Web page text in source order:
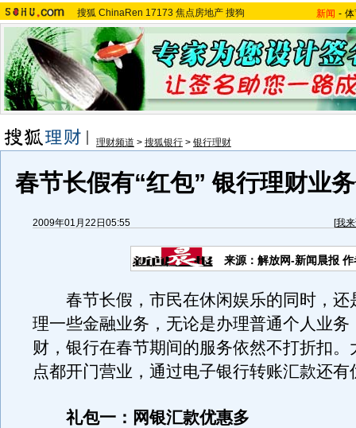
搜狐 ChinaRen 17173 焦点房地产 搜狗 新闻 -
理财频道 > 搜狐银行 > 银行理财
春节长假有“红包” 银行理财业
2009年01月22日05:55 [我
来源：解放网-新闻晨报
春节长假，市民在休闲娱乐的同时，还
理一些金融业务，无论是办理普通个人业务
财，银行在春节期间的服务依然不打折扣。
点都开门营业，通过电子银行转账汇款还有
礼包一：网银汇款优惠多